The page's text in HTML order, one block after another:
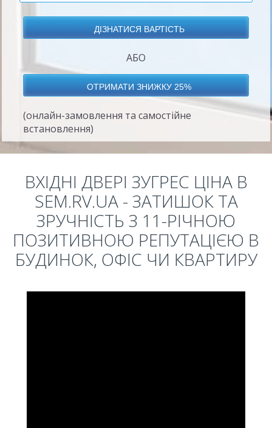
АБО
(онлайн-замовлення та самостійне
встановлення)
ВХІДНІ ДВЕРІ ЗУГРЕС ЦІНА В
SEM.RV.UA - ЗАТИШОК ТА
ЗРУЧНІСТЬ З 11-РІЧНОЮ
ПОЗИТИВНОЮ РЕПУТАЦІЄЮ В
БУДИНОК, ОФІС ЧИ КВАРТИРУ